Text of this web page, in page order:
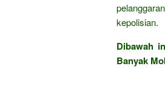
kepolisian.
Dibawah
Banyak